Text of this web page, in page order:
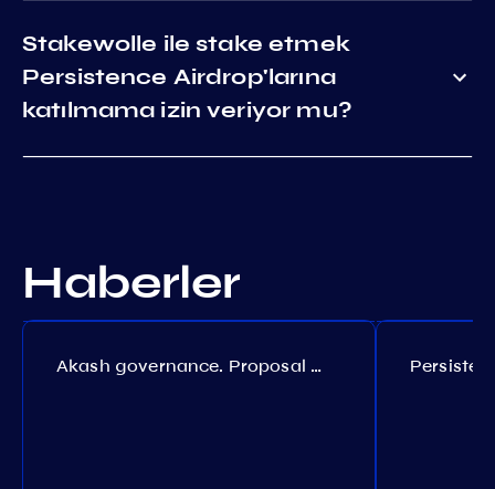
Stakewolle ile stake etmek
Persistence Airdrop'larına
katılmama izin veriyor mu?
Haberler
Akash governance. Proposal №308